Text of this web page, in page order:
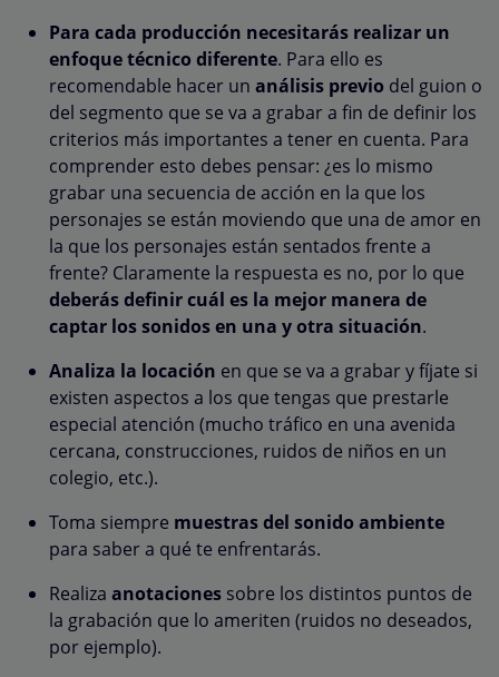
Para cada producción necesitarás realizar un
enfoque técnico diferente. Para ello es
recomendable hacer un análisis previo del guion o
del segmento que se va a grabar a fin de definir los
criterios más importantes a tener en cuenta. Para
comprender esto debes pensar: ¿es lo mismo
grabar una secuencia de acción en la que los
personajes se están moviendo que una de amor en
la que los personajes están sentados frente a
frente? Claramente la respuesta es no, por lo que
deberás definir cuál es la mejor manera de
captar los sonidos en una y otra situación.
Analiza la locación en que se va a grabar y fíjate si
existen aspectos a los que tengas que prestarle
especial atención (mucho tráfico en una avenida
cercana, construcciones, ruidos de niños en un
colegio, etc.).
Toma siempre muestras del sonido ambiente
para saber a qué te enfrentarás.
Realiza anotaciones sobre los distintos puntos de
la grabación que lo ameriten (ruidos no deseados,
por ejemplo).